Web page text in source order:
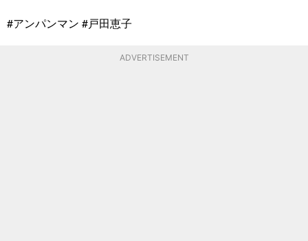
#アンパンマン #戸田恵子
ADVERTISEMENT